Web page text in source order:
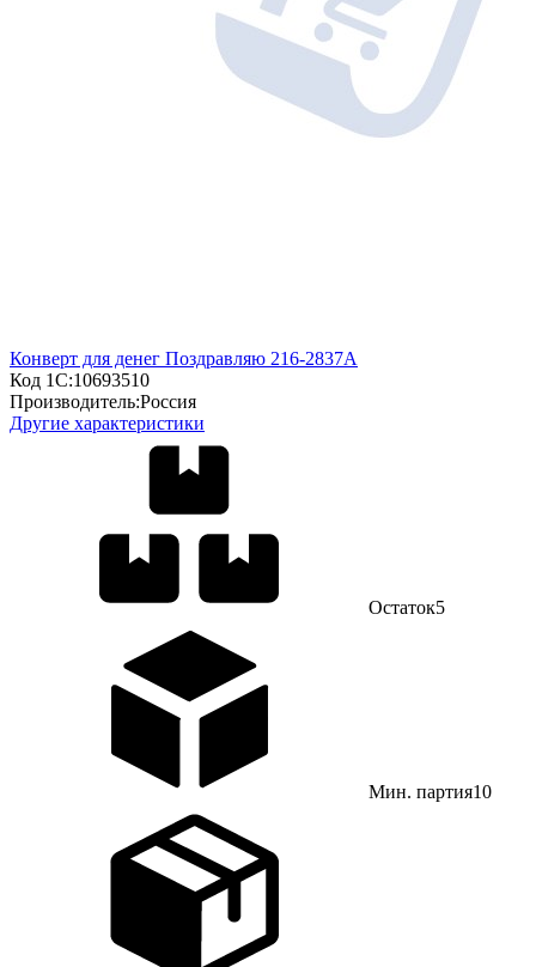
Конверт для денег Поздравляю 216-2837А
Код 1С:10693510
Производитель:Россия
Другие характеристики
Остаток5
Мин. партия10